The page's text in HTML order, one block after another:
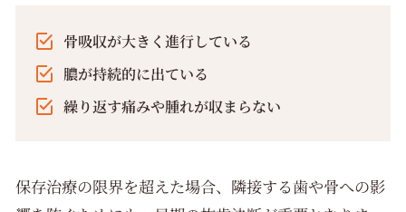
骨吸収が大きく進行している
膿が持続的に出ている
繰り返す痛みや腫れが収まらない
保存治療の限界を超えた場合、隣接する歯や骨への影